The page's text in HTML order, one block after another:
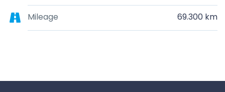
Mileage 69.300 km